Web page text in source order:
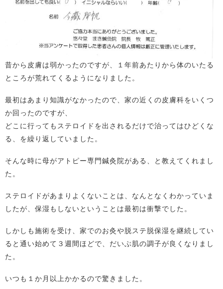
昔から皮膚は弱かったのですが、１年前あたりから体のいたる
ところが荒れてくるようになりました。
最初はあまり知識がなかったので、家の近くの皮膚科をいくつ
か回ったのですが、
どこに行ってもステロイドを出されるだけで治ってはひどくな
る、を繰り返していました。
そんな時に母がアトピー専門鍼灸院がある、と教えてくれまし
た。
ステロイドがあまりよくないことは、なんとなくわかっていま
したが、保湿もしないということは最初は衝撃でした。
しかしも施術を受け、家でのお灸や脱ステ脱保湿を継続してい
ると通い始めて３週間ほどで、だいぶ肌の調子が良くなりまし
た。
いつも１か月以上かかるので驚きました。